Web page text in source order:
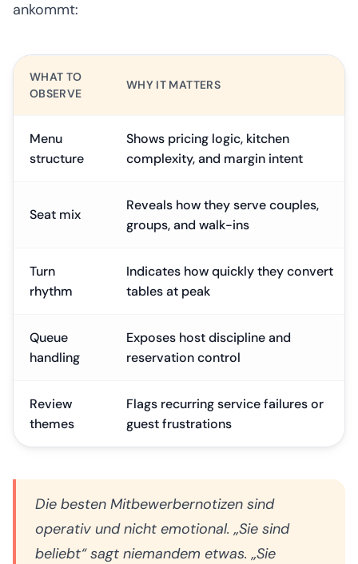
ankommt:
WHAT TO
OBSERVE
WHY IT MATTERS
Menu
structure
Shows pricing logic, kitchen
complexity, and margin intent
Seat mix
Reveals how they serve couples,
groups, and walk-ins
Turn
rhythm
Indicates how quickly they convert
tables at peak
Queue
handling
Exposes host discipline and
reservation control
Review
themes
Flags recurring service failures or
guest frustrations
Die besten Mitbewerbernotizen sind
operativ und nicht emotional. „Sie sind
beliebt“ sagt niemandem etwas. „Sie